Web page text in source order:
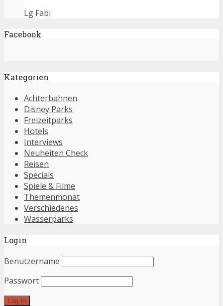
Lg Fabi
Facebook
Kategorien
Achterbahnen
Disney Parks
Freizeitparks
Hotels
Interviews
Neuheiten Check
Reisen
Specials
Spiele & Filme
Themenmonat
Verschiedenes
Wasserparks
Login
Benutzername
Passwort